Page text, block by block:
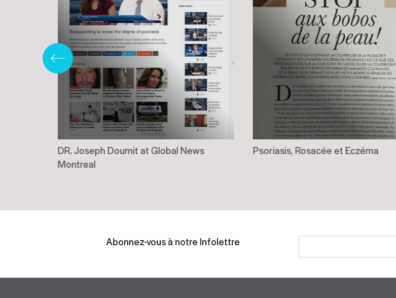
DR. Joseph Doumit at Global News
Montreal
Psoriasis, Rosacée et Eczéma
Abonnez-vous à notre Infolettre
leave
field